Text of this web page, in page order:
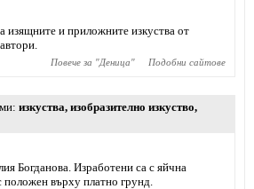
изящните и приложните изкуства от
Повече за "Деница" Подобни сайтове
изкуства, изобразително изкуство,
Богданова. Изработени са с яйчна
положен върху платно грунд.